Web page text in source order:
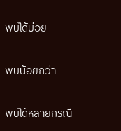
พบได้บ่อย
พบน้อยกว่า
พบได้หลายกรณี